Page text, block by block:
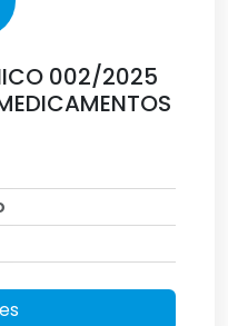
002/2025